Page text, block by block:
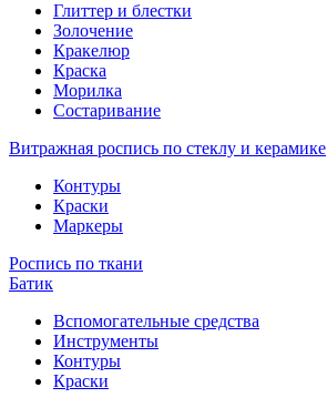
Глиттер и блестки
Золочение
Кракелюр
Краска
Морилка
Состаривание
Витражная роспись по стеклу и керамике
Контуры
Краски
Маркеры
Роспись по ткани
Батик
Вспомогательные средства
Инструменты
Контуры
Краски